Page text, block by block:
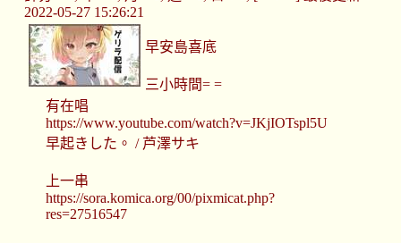
2022-05-27 15:26:21
早安島喜底
三小時間= =
有在唱
https://www.youtube.com/watch?v=JKjIOTspl5U
早起きした。 / 芦澤サキ
上一串
https://sora.komica.org/00/pixmicat.php?
res=27516547